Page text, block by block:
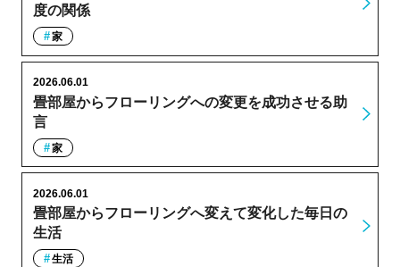
度の関係
家
畳部屋からフローリングへの変更を成功させる助
言
2026.06.01
家
畳部屋からフローリングへ変えて変化した毎日の
生活
2026.06.01
生活